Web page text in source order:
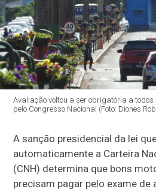
Avaliação voltou a ser obrigatória a
pelo Congresso Nacional (Foto: Diones
A sanção presidencial da lei
automaticamente a Carteira
(CNH) determina que bons
precisam pagar pelo exame de